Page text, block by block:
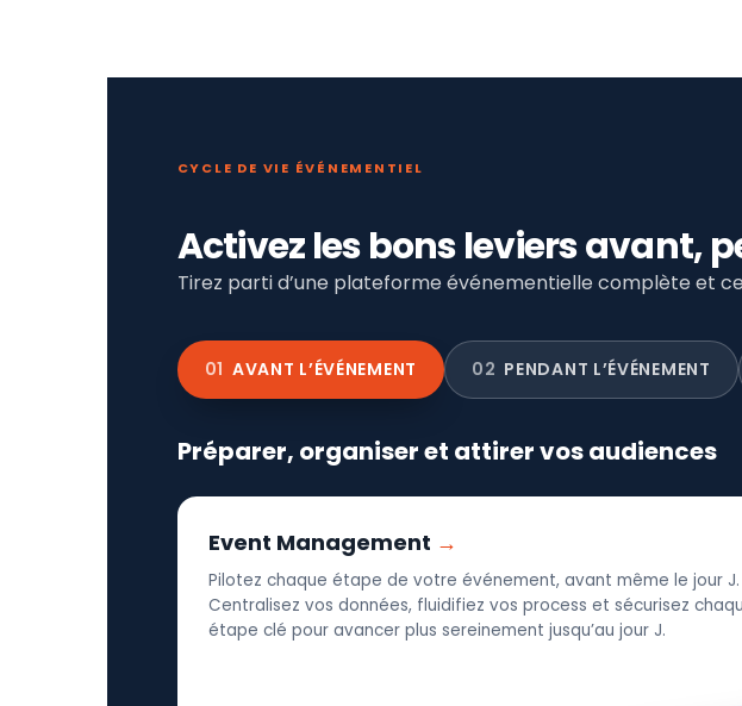
CYCLE DE VIE ÉVÉNEMENTIEL
Activez les bons leviers avant,
Tirez parti d’une plateforme événementielle complète et
01 AVANT L’ÉVÉNEMENT 02 PENDANT L’ÉVÉNEMENT
Préparer, organiser et attirer vos audiences
Event Management
Pilotez chaque étape de votre événement, avant même le jour J.
Centralisez vos données, fluidifiez vos process et sécurisez
étape clé pour avancer plus sereinement jusqu’au jour J.